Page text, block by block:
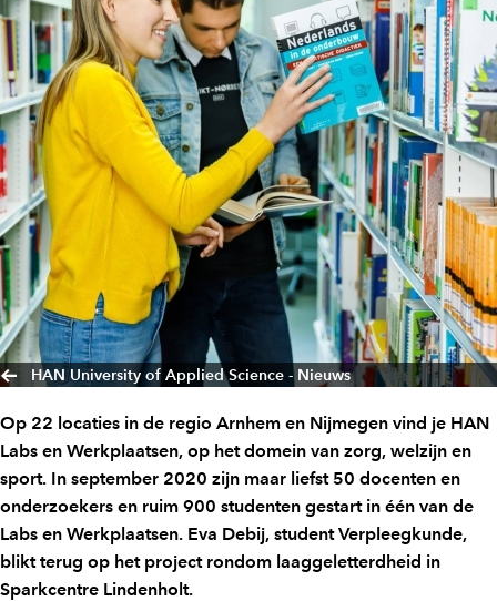
HAN University of Applied Science - Nieuws
Op 22 locaties in de regio Arnhem en Nijmegen vind je HAN
Labs en Werkplaatsen, op het domein van zorg, welzijn en
sport. In september 2020 zijn maar liefst 50 docenten en
onderzoekers en ruim 900 studenten gestart in één van de
Labs en Werkplaatsen. Eva Debij, student Verpleegkunde,
blikt terug op het project rondom laaggeletterdheid in
Sparkcentre Lindenholt.